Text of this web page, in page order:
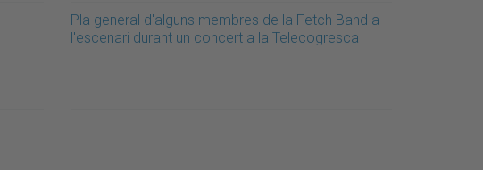
Pla general d'alguns membres de la Fetch Band a
l'escenari durant un concert a la Telecogresca